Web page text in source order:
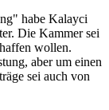
habe Kalayci
Die Kammer sei
wollen.
aber um einen
sei auch von